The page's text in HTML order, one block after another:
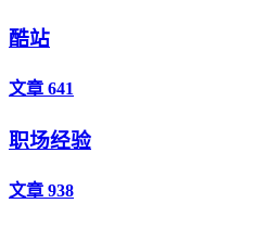
酷站
文章 641
职场经验
文章 938